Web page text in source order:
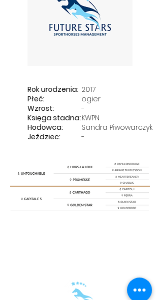
Sandra Piwowarczyk
-
Hodowca:
Jeździec:
2017
ogier
-
KWPN
Rok urodzenia:
Płeć:
Wzrost:
Księga stadna: